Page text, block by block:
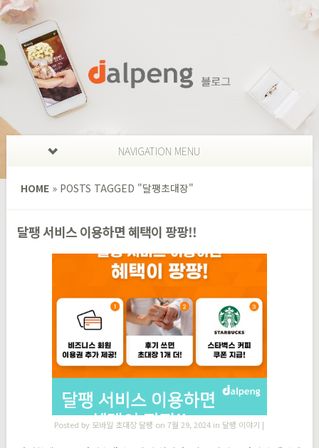
NAVIGATION MENU
HOME »POSTS TAGGED "달팽초대장"
달팽 서비스 이용하면 혜택이 팡팡!!
Posted by 모바일 초대장 달팽 on 7월 29, 2024 in 달팽 이야기 |